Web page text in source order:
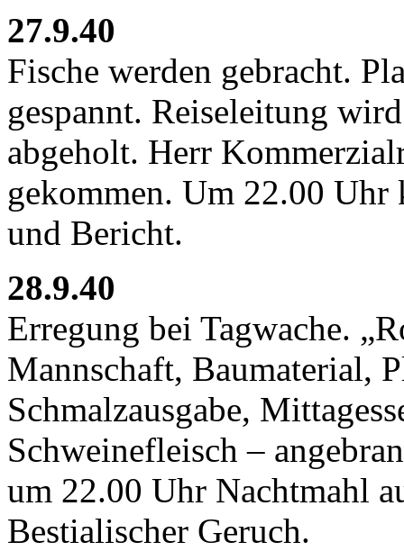
27.9.40
Fische werden gebracht.
gespannt. Reiseleitung
abgeholt. Herr
gekommen. Um 22.00
und Bericht.
28.9.40
Erregung bei Tagwache.
Mannschaft, Baumaterial,
Schmalzausgabe,
Schweinefleisch –
um 22.00 Uhr Nachtmahl
Bestialischer Geruch.